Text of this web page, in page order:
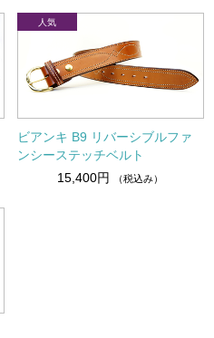
ビアンキ B9 リバーシブルファ
ンシーステッチベルト
15,400円
（税込み）